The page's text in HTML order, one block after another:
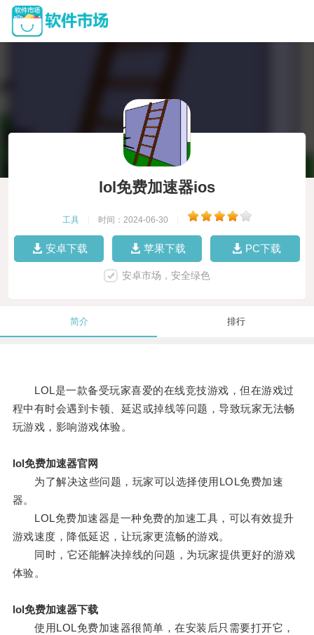
lol免费加速器ios
工具 时间：2024-06-30
安卓下载 苹果下载 PC下载
安卓市场，安全绿色
简介 排行
LOL是一款备受玩家喜爱的在线竞技游戏，但在游戏过
程中有时会遇到卡顿、延迟或掉线等问题，导致玩家无法畅
玩游戏，影响游戏体验。
lol免费加速器官网
为了解决这些问题，玩家可以选择使用LOL免费加速
器。
LOL免费加速器是一种免费的加速工具，可以有效提升
游戏速度，降低延迟，让玩家更流畅的游戏。
同时，它还能解决掉线的问题，为玩家提供更好的游戏
体验。
lol免费加速器下载
使用LOL免费加速器很简单，在安装后只需要打开它，